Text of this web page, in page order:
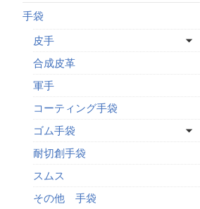
手袋
皮手
合成皮革
軍手
コーティング手袋
ゴム手袋
耐切創手袋
スムス
その他 手袋